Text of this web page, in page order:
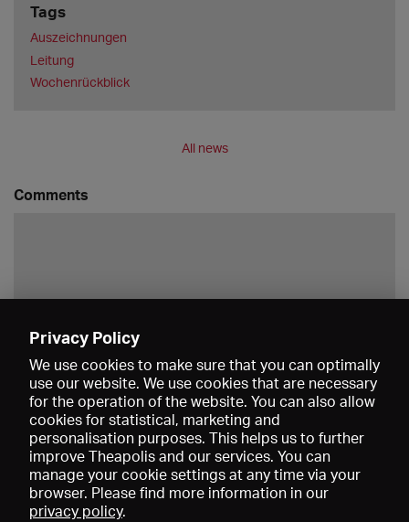
Tags
Auszeichnungen
Leitung
Wochenrückblick
All news
Comments
Privacy Policy
We use cookies to make sure that you can optimally
use our website. We use cookies that are necessary
for the operation of the website. You can also allow
cookies for statistical, marketing and
personalisation purposes. This helps us to further
improve Theapolis and our services. You can
manage your cookie settings at any time via your
browser. Please find more information in our
privacy policy.